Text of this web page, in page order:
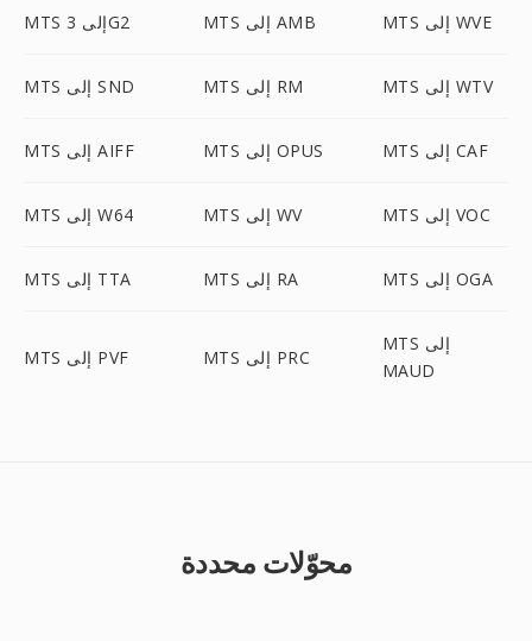
MTS إلى 3G2 MTS إلى AMB MTS إلى WVE
MTS إلى SND MTS إلى RM MTS إلى WTV
MTS إلى AIFF MTS إلى OPUS MTS إلى CAF
MTS إلى W64 MTS إلى WV MTS إلى VOC
MTS إلى TTA MTS إلى RA MTS إلى OGA
MTS إلى PVF MTS إلى PRC
MTS إلى
MAUD
محوّلات محددة